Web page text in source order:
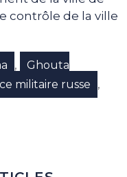
contrôle de la ville
,
Ghouta
militaire russe ,